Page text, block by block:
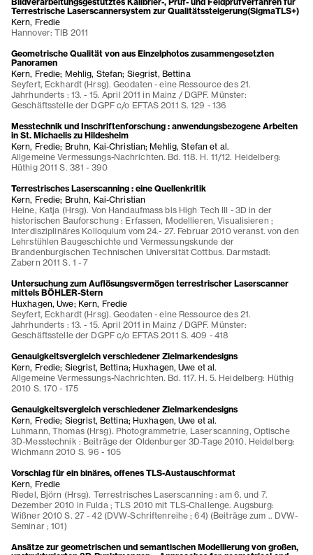
Terrestrische Laserscannersystem zur Qualitätssteigerung(SigmaTLS+)
Kern, Fredie
Hannover: TIB 2011
Geometrische Qualität von aus Einzelphotos zusammengesetzten
Panoramen
Kern, Fredie; Mehlig, Stefan; Siegrist, Bettina
Seyfert, Eckhardt (Hrsg). Geodaten - eine Ressource des 21.
Jahrhunderts : 13. - 15. April 2011 in Mainz / DGPF. Münster:
Geschäftsstelle der DGPF c/o EFTAS 2011 S. 129 - 136
Messtechnik und Inschriftenforschung : anwendungsbezogene Arbeiten
in St. Michaelis zu Hildesheim
Kern, Fredie; Bruhn, Kai-Christian; Mehlig, Stefan et al.
Allgemeine Vermessungs-Nachrichten. Bd. 118. H. 11/12. Heidelberg:
Hüthig 2011 S. 381 - 390
Terrestrisches Laserscanning : eine Quellenkritik
Kern, Fredie; Bruhn, Kai-Christian
Heine, Katja (Hrsg). Von Handaufmass bis High Tech III - 3D in der
historischen Bauforschung : Erfassen, Modellieren, Visualisieren ;
Interdisziplinäres Kolloquium vom 24.- 27. Februar 2010 veranst. von den
Lehrstühlen Baugeschichte und Vermessungskunde der
Brandenburgischen Technischen Universität Cottbus. Darmstadt:
Zabern 2011 S. 1 - 7
Untersuchung zum Auflösungsvermögen terrestrischer Laserscanner
mittels BÖHLER-Stern
Huxhagen, Uwe; Kern, Fredie
Seyfert, Eckhardt (Hrsg). Geodaten - eine Ressource des 21.
Jahrhunderts : 13. - 15. April 2011 in Mainz / DGPF. Münster:
Geschäftsstelle der DGPF c/o EFTAS 2011 S. 409 - 418
Genauigkeitsvergleich verschiedener Zielmarkendesigns
Kern, Fredie; Siegrist, Bettina; Huxhagen, Uwe et al.
Allgemeine Vermessungs-Nachrichten. Bd. 117. H. 5. Heidelberg: Hüthig
2010 S. 170 - 175
Genauigkeitsvergleich verschiedener Zielmarkendesigns
Kern, Fredie; Siegrist, Bettina; Huxhagen, Uwe et al.
Luhmann, Thomas (Hrsg). Photogrammetrie, Laserscanning, Optische
3D-Messtechnik : Beiträge der Oldenburger 3D-Tage 2010. Heidelberg:
Wichmann 2010 S. 96 - 105
Vorschlag für ein binäres, offenes TLS-Austauschformat
Kern, Fredie
Riedel, Björn (Hrsg). Terrestrisches Laserscanning : am 6. und 7.
Dezember 2010 in Fulda ; TLS 2010 mit TLS-Challenge. Augsburg:
Wißner 2010 S. 27 - 42 (DVW-Schriftenreihe ; 64) (Beiträge zum .. DVW-
Seminar ; 101)
Ansätze zur geometrischen und semantischen Modellierung von großen,